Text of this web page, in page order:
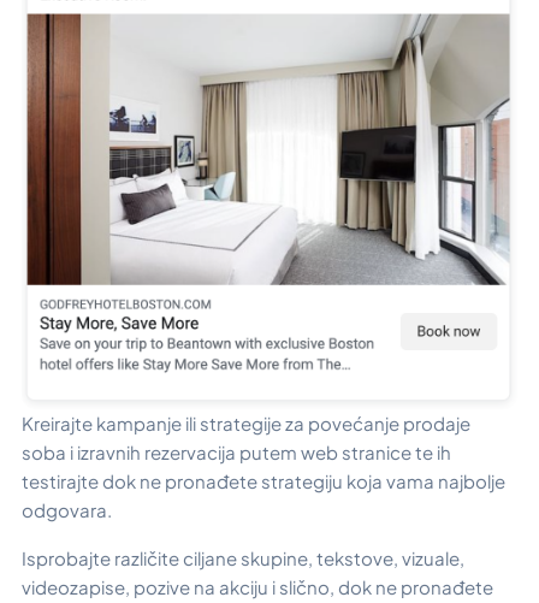
Kreirajte kampanje ili strategije za povećanje prodaje
soba i izravnih rezervacija putem web stranice te ih
testirajte dok ne pronađete strategiju koja vama najbolje
odgovara.
Isprobajte različite ciljane skupine, tekstove, vizuale,
videozapise, pozive na akciju i slično, dok ne pronađete